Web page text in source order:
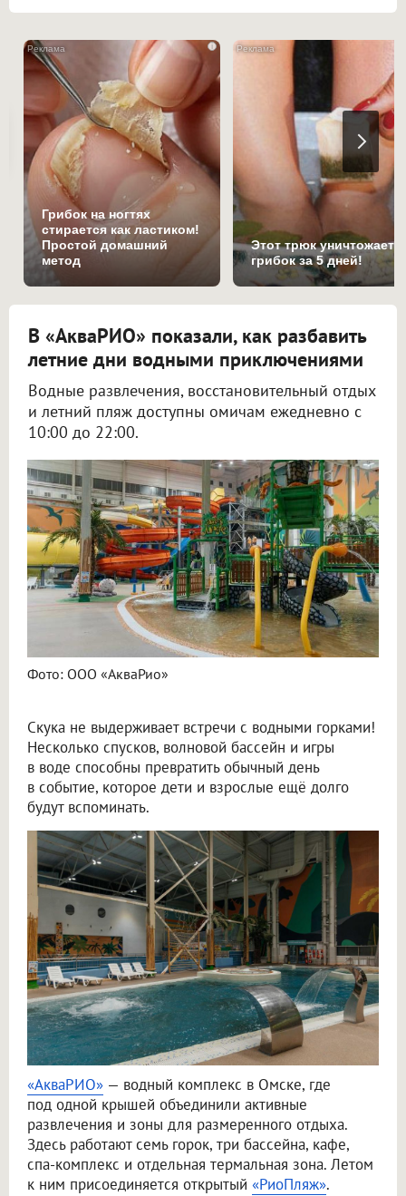
i
Грибок на ногтях
стирается как ластиком!
Простой домашний
метод
Этот трюк уничтожает
грибок за 5 дней!
В «АкваРИО» показали, как разбавить
летние дни водными приключениями
Водные развлечения, восстановительный отдых
и летний пляж доступны омичам ежедневно с
10:00 до 22:00.
Фото: ООО «АкваРио»
Скука не выдерживает встречи с водными горками!
Несколько спусков, волновой бассейн и игры
в воде способны превратить обычный день
в событие, которое дети и взрослые ещё долго
будут вспоминать.
«АкваРИО» — водный комплекс в Омске, где
под одной крышей объединили активные
развлечения и зоны для размеренного отдыха.
Здесь работают семь горок, три бассейна, кафе,
спа-комплекс и отдельная термальная зона. Летом
к ним присоединяется открытый «РиоПляж».